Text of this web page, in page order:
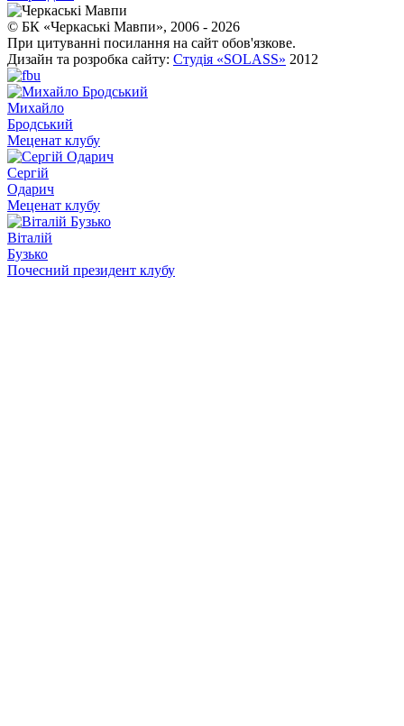
© БК «Черкаські Мавпи», 2006 - 2026
При цитуванні посилання на сайт обов'язкове.
Дизайн та розробка сайту: Студія «SOLASS» 2012
Михайло
Бродський
Меценат клубу
Сергій
Одарич
Меценат клубу
Віталій
Бузько
Почесний президент клубу